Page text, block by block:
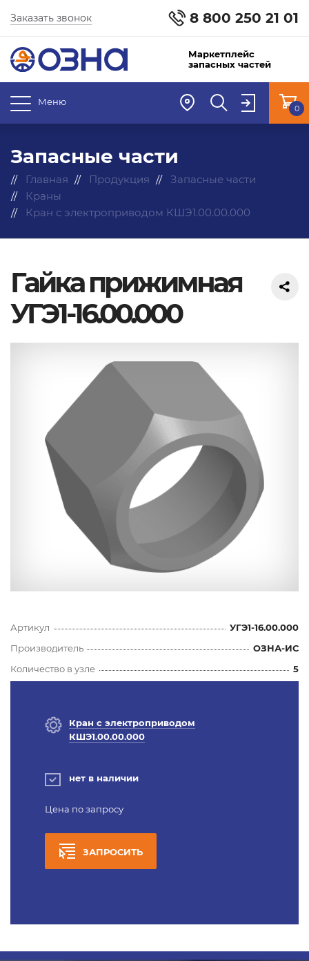
8 800 250 21 01
Заказать звонок
Маркетплейс
запасных частей
Меню
0
Запасные части
Главная Продукция
Запасные части
Краны
Кран с электроприводом КШЭ1.00.00.000
Гайка прижимная
УГЭ1-16.00.000
Артикул
УГЭ1-16.00.000
Производитель
ОЗНА-ИС
Количество в узле
5
Кран с электроприводом
КШЭ1.00.00.000
нет в наличии
Цена по запросу
ЗАПРОСИТЬ